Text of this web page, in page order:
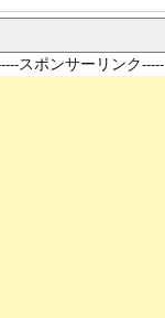
スポンサーリンク-----